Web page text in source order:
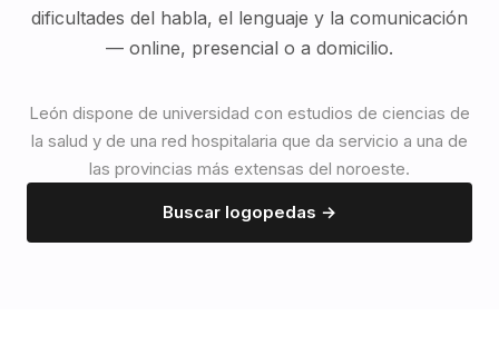
dificultades del habla, el lenguaje y la comunicación
— online, presencial o a domicilio.
León dispone de universidad con estudios de ciencias de
la salud y de una red hospitalaria que da servicio a una de
las provincias más extensas del noroeste.
Buscar logopedas →